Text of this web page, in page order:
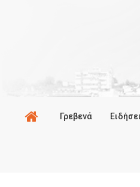
Γρεβενά